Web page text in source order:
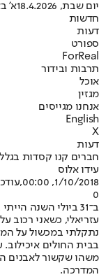
יום שבת, 18.4.2026
א'
חדשות
דעות
ספורט
ForReal
תרבות ובידור
אוכל
מגזין
אנחנו מגייסים
English
X
דעות
חברים קנו קסדות
עידו אלוס
1/10/2018, 00:00
0
ב־31 ביולי השנה
עזריאלי, כשאני רכוב
נתקלתי במכשול על
בבית החולים איכילוב.
משהו שקשור לאבנים
המדרכה.